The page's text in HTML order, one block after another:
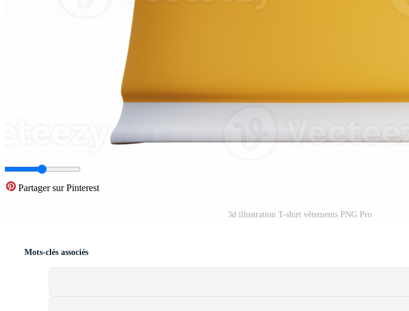
Partager sur Pinterest
3d illustration T-shirt vêtements PNG Pro
Mots-clés associés